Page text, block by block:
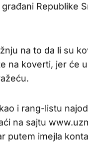
Republike
na to da li su
na koverti, jer će
i rang-listu
na sajtu
putem imejla